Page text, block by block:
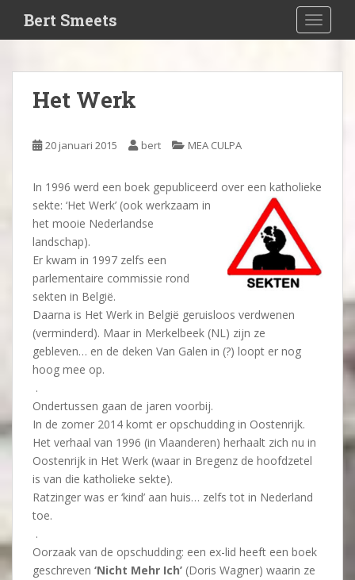
i
Bert Smeets
Het Werk
20 januari 2015 bert MEA CULPA
In 1996 werd een boek gepubliceerd over een katholieke
sekte: ‘Het Werk’ (ook werkzaam in
het mooie Nederlandse
landschap).
Er kwam in 1997 zelfs een
parlementaire commissie rond
sekten in België.
Daarna is Het Werk in België geruisloos verdwenen
(verminderd). Maar in Merkelbeek (NL) zijn ze
gebleven… en de deken Van Galen in (?) loopt er nog
hoog mee op.
.
Ondertussen gaan de jaren voorbij.
In de zomer 2014 komt er opschudding in Oostenrijk.
Het verhaal van 1996 (in Vlaanderen) herhaalt zich nu in
Oostenrijk in Het Werk (waar in Bregenz de hoofdzetel
is van die katholieke sekte).
Ratzinger was er ‘kind’ aan huis… zelfs tot in Nederland
toe.
.
Oorzaak van de opschudding: een ex-lid heeft een boek
geschreven ‘Nicht Mehr Ich’ (Doris Wagner) waarin ze